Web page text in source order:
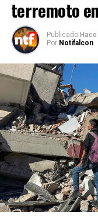
terremoto
Publicado
Por Notifalcon